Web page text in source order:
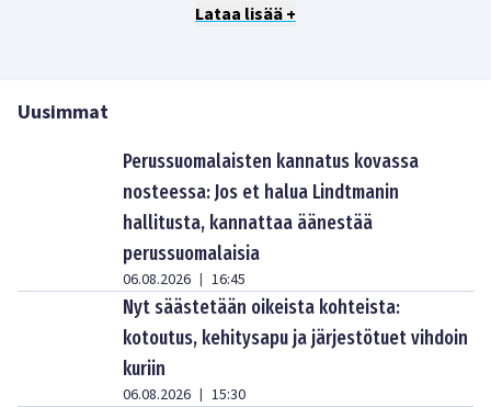
Lataa lisää +
Uusimmat
Perussuomalaisten kannatus kovassa
nosteessa: Jos et halua Lindtmanin
hallitusta, kannattaa äänestää
perussuomalaisia
06.08.2026 | 16:45
Nyt säästetään oikeista kohteista:
kotoutus, kehitysapu ja järjestötuet vihdoin
kuriin
06.08.2026 | 15:30